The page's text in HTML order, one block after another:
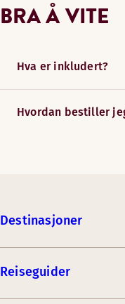
BRA Å VITE
Hva er inkludert?
Hvordan bestiller
Destinasjoner
Reiseguider